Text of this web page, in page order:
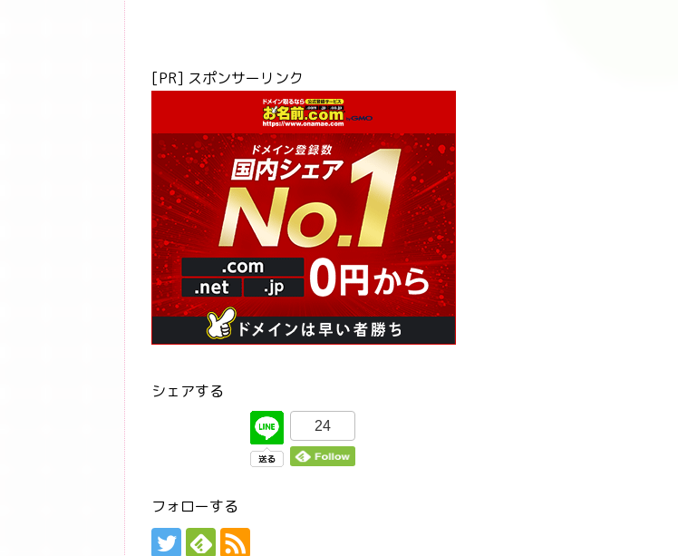
[PR] スポンサーリンク
シェアする
24
フォローする